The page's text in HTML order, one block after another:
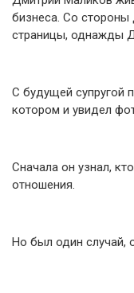
бизнеса. Со стороны
страницы, однажды
С будущей супругой
котором и увидел
Сначала он узнал,
отношения.
Но был один случай,